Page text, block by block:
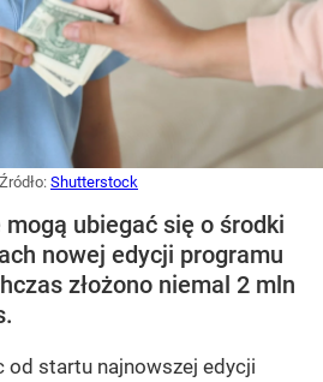
Shutterstock
ubiegać się o środki
nowej edycji programu
złożono niemal 2 mln
od startu najnowszej edycji